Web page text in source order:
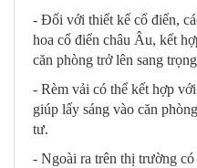
- Đối với thiết kế cổ điển,
hoa cổ điển châu Âu, kết
căn phòng trở lên sang
- Rèm vải có thể kết hợp
giúp lấy sáng vào căn
tư.
- Ngoài ra trên thị trường